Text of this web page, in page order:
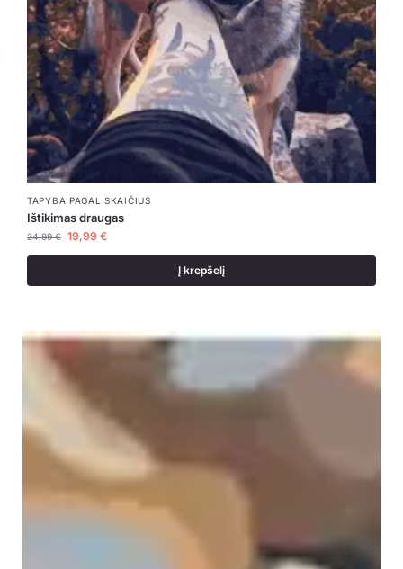
TAPYBA PAGAL SKAIČIUS
Ištikimas draugas
24,99€ 19,99 €
Į krepšelį